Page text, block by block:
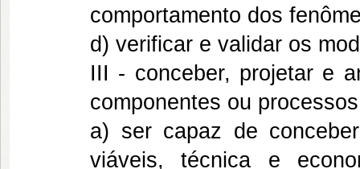
comportamento dos
d) verificar e validar os
III - conceber, projetar e
componentes ou
a) ser capaz de
viáveis, técnica e